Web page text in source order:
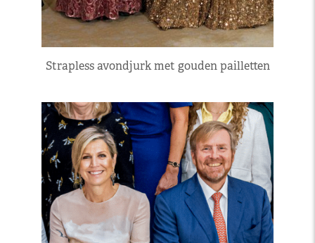
Strapless avondjurk met gouden pailletten